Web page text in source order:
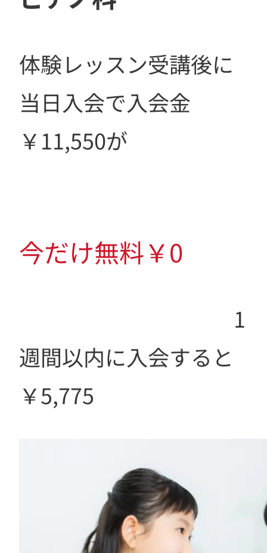
体験レッスン受講後に
当日入会で入会金
￥11,550が
今だけ無料￥0
1
週間以内に入会すると
￥5,775